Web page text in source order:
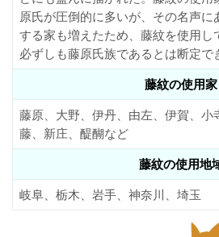
原氏が圧倒的に多いが、その名声に
する家も増えたため、藤紋を使用し
必ずしも藤原氏族であるとは断定で
藤紋の使用家
藤原、大野、伊丹、由左、伊賀、小
藤、新庄、醍醐など
藤紋の使用地
岐阜、栃木、岩手、神奈川、埼玉